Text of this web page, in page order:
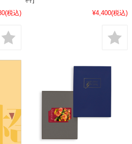
(税込) ¥4,400(税込)